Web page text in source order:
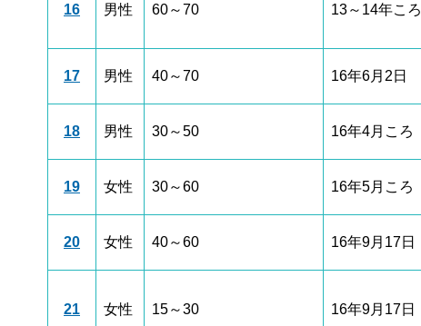
16 男性 60～70 13～14年ころ
17 男性 40～70 16年6月2日
18 男性 30～50 16年4月ころ
19 女性 30～60 16年5月ころ
20 女性 40～60 16年9月17日
21 女性 15～30 16年9月17日